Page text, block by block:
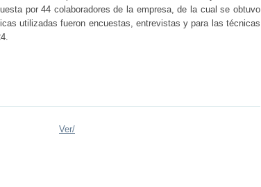
por 44 colaboradores de la empresa, de la cual se obtuvo
utilizadas fueron encuestas, entrevistas y para las técnicas
Ver/